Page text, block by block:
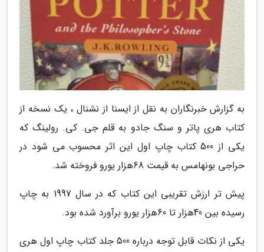
به گزارش خبرنگاران به نقل از ایسنا از نشنال ، یک نسخه از
کتاب هری پاتر و سنگ جادو به قلم جی. کی. رولینگ که
یکی از 500 کتاب چاپ اول این اثر محسوب می شود در
حراجی بونهامس به قیمت 68هزار یورو فروخته شد.
پیش تر ارزش تقریبی این کتاب که در سال 1997 به چاپ
رسیده بین 40هزار تا 60هزار یورو برآورد شده بود.
یکی از نکات قابل توجه درباره 500 جلد کتاب چاپ اول هری